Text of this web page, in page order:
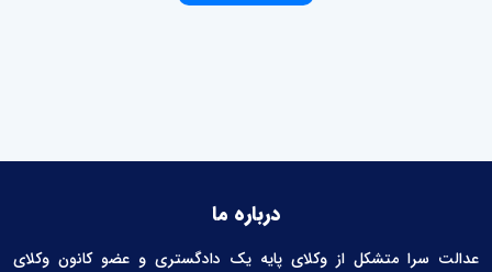
درباره ما
عدالت سرا متشکل از وکلای پایه یک دادگستری و عضو کانون وکلای